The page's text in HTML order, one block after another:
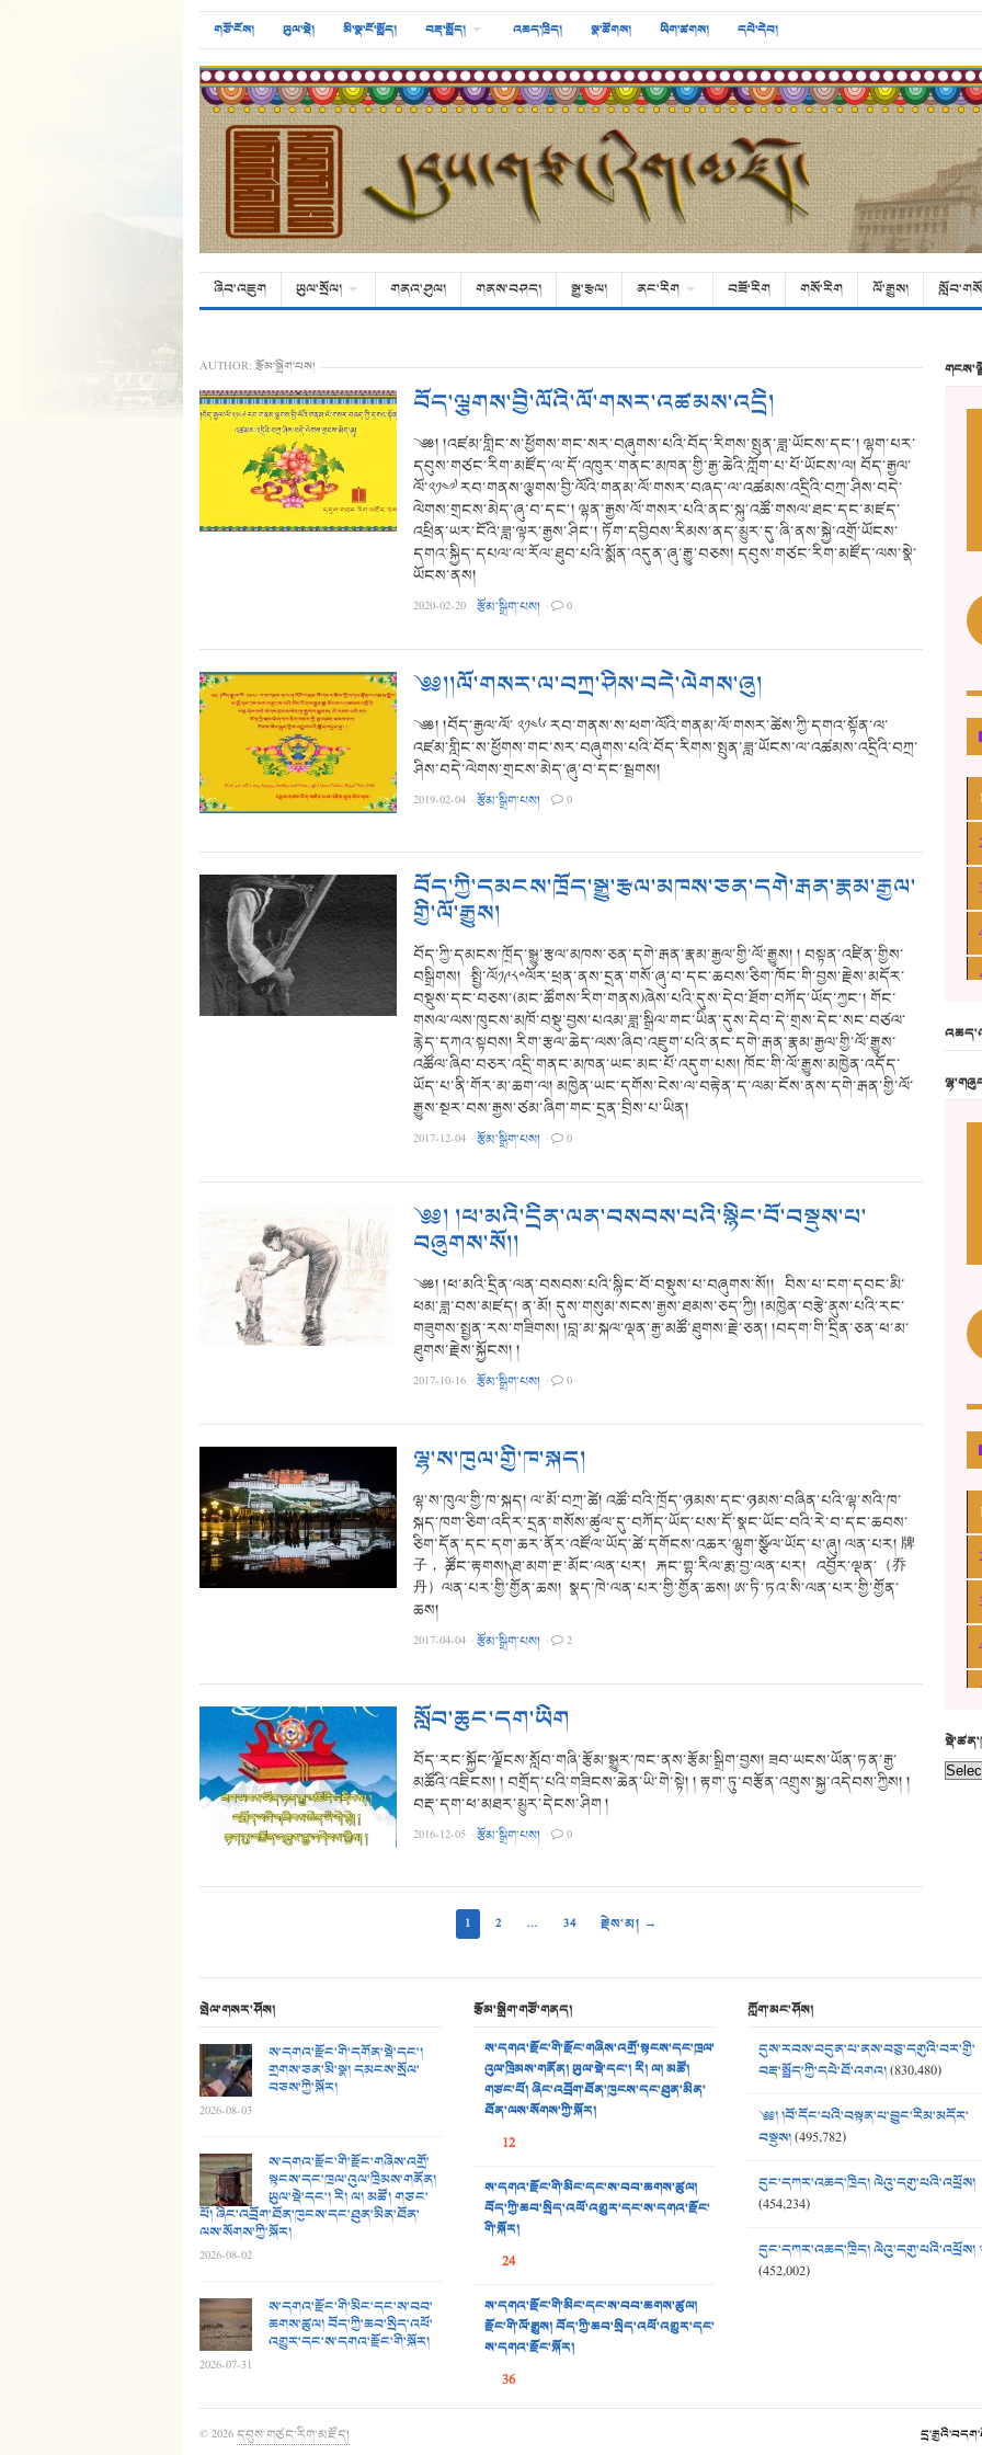
གཙོ་ངོས། ཡུལ་སྡེ། མི་སྣ་ངོ་སྤྲོད། བརྡ་སྤྲོད། འཆད་ཁྲིད། སྣ་ཚོགས། ཡིག་ཚགས། དཔེ་དེབ།
ཞིབ་འཇུག ཡུལ་སྲོལ། གནའ་ཤུལ། གནས་བཤད། སྒྱུ་རྩལ། ནང་རིག བཟོ་རིག གསོ་རིག ལོ་རྒྱུས།
AUTHOR: རྩོམ་སྒྲིག་པས།
བོད་ལྕགས་བྱི་ལོའི་ལོ་གསར་འཚམས་འདྲི།
༄༅། །འཛམ་གླིང་ས་ཕྱོགས་གང་སར་བཞུགས་པའི་བོད་རིགས་སྤུན་ཟླ་ཡོངས་དང་། ལྷག་པར་
དབུས་གཙང་རིག་མཛོད་ལ་དོ་འཁུར་གནང་མཁན་གྱི་རྒྱ་ཆེའི་ཀློག་པ་པོ་ཡོངས་ལ། བོད་རྒྱལ་
ལོ་༢༡༤༧ རབ་གནས་ལྕགས་བྱི་ལོའི་གནམ་ལོ་གསར་བཞད་ལ་འཚམས་འདྲིའི་བཀྲ་ཤིས་བདེ་
ལེགས་གྲངས་མེད་ཞུ་བ་དང་། ལྷན་རྒྱས་ལོ་གསར་པའི་ནང་སྐུ་འཚོ་གསལ་ཐང་དང་མཛད་
འཕྲིན་ཡར་ངོའི་ཟླ་ལྟར་རྒྱས་ཤིང་། ཏོག་དབྱིབས་རིམས་ནད་མྱུར་དུ་ཞི་ནས་སྐྱེ་འགྲོ་ཡོངས་
དགའ་སྐྱིད་དཔལ་ལ་རོལ་ཐུབ་པའི་སྨོན་འདུན་ཞུ་རྒྱུ་བཅས། དབུས་གཙང་རིག་མཛོད་ལས་སྣེ་
ཡོངས་ནས།
2020-02-20 ·རྩོམ་སྒྲིག་པས། · 0
༄༅།།ལོ་གསར་ལ་བཀྲ་ཤིས་བདེ་ལེགས་ཞུ།
༄༅། །བོད་རྒྱལ་ལོ་ ༢༡༤༦ རབ་གནས་ས་ཕག་ལོའི་གནམ་ལོ་གསར་ཚེས་ཀྱི་དགའ་སྟོན་ལ་
འཛམ་གླིང་ས་ཕྱོགས་གང་སར་བཞུགས་པའི་བོད་རིགས་སྤུན་ཟླ་ཡོངས་ལ་འཚམས་འདྲིའི་བཀྲ་
ཤིས་བདེ་ལེགས་གྲངས་མེད་ཞུ་བ་དང་སྦྲགས།
2019-02-04 ·རྩོམ་སྒྲིག་པས། · 0
བོད་ཀྱི་དམངས་ཁྲོད་སྒྱུ་རྩལ་མཁས་ཅན་དགེ་རྒན་རྣམ་རྒྱལ་
གྱི་ལོ་རྒྱུས།
བོད་ཀྱི་དམངས་ཁྲོད་སྒྱུ་རྩལ་མཁས་ཅན་དགེ་རྒན་རྣམ་རྒྱལ་གྱི་ལོ་རྒྱུས། ། བསྟན་འཛིན་གྱིས་
བསྒྲིགས། སྤྱི་ལོ༡༩༨༠ལོར་ཕྲན་ནས་དྲན་གསོ་ཞུ་བ་དང་ཆབས་ཅིག་ཁོང་གི་བྱས་རྗེས་མདོར་
བསྡུས་དང་བཅས་(མང་ཚོགས་རིག་གནས)ཞེས་པའི་དུས་དེབ་ཐོག་བཀོད་ཡོད་ཀྱང་། གོང་
གསལ་ལས་ཁུངས་མཁོ་བསྡུ་བྱས་པའམ་ཟླ་སྒྲིལ་གང་ཡིན་དུས་དེབ་དེ་གྲས་དེང་སང་བཙལ་
རྙེད་དཀའ་སྟབས། རིག་རྩལ་ཆེད་ལས་ཞིབ་འཇུག་པའི་ནང་དགེ་རྒན་རྣམ་རྒྱལ་གྱི་ལོ་རྒྱུས་
འཚོལ་ཞིབ་བཅར་འདྲི་གནང་མཁན་ཡང་མང་པོ་འདུག་པས། ཁོང་གི་ལོ་རྒྱུས་མཁྱེན་འདོད་
ཡོད་པ་ནི་གོར་མ་ཆག་ལ། མཁྱེན་ཡང་དགོས་ངེས་ལ་བརྟེན་ད་ལམ་ངོས་ནས་དགེ་རྒན་གྱི་ལོ་
རྒྱུས་སྔར་བས་རྒྱས་ཙམ་ཞིག་གང་དྲན་བྲིས་པ་ཡིན།
2017-12-04 ·རྩོམ་སྒྲིག་པས། · 0
༄༅། །ཕ་མའི་དྲིན་ལན་བསབས་པའི་སྙིང་བོ་བསྡུས་པ་
བཞུགས་སོ།།
༄༅། །ཕ་མའི་དྲིན་ལན་བསབས་པའི་སྙིང་བོ་བསྡུས་པ་བཞུགས་སོ།། བིས་པ་ངག་དབང་མི་
ཕམ་ཟླ་བས་མཛད། ན་མོ། དུས་གསུམ་སངས་རྒྱས་ཐམས་ཅད་ཀྱི། །མཁྱེན་བརྩེ་ནུས་པའི་རང་
གཟུགས་སྤྱན་རས་གཟིགས། །བླ་མ་སྐལ་ལྡན་རྒྱ་མཚོ་ཐུགས་རྗེ་ཅན། །བདག་གི་དྲིན་ཅན་ཕ་མ་
ཐུགས་རྗེས་སྐྱོངས། །
2017-10-16 ·རྩོམ་སྒྲིག་པས། · 0
ལྷ་ས་ཁུལ་གྱི་ཁ་སྐད།
ལྷ་ས་ཁུལ་གྱི་ཁ་སྐད། ལ་མོ་བཀྲ་ཚེ། འཚོ་བའི་ཁྲོད་ཉམས་དང་ཉམས་བཞིན་པའི་ལྷ་སའི་ཁ་
སྐད་ཁག་ཅིག་འདིར་དྲན་གསོས་ཚུལ་དུ་བཀོད་ཡོད་པས་དོ་སྣང་ཡོང་བའི་རེ་བ་དང་ཆབས་
ཅིག་དོན་དང་དག་ཆར་ནོར་འཛོལ་ཡོད་ཚེ་དགོངས་འཆར་ལྷུག་སྩོལ་ཡོད་པ་ཞུ། ལན་པར། 牌
子， ༼ཚོང་རྟགས།༽ ཐ་མག་རྔ་མོང་ལན་པར། རྐང་གྷ་རིལ་རྨ་བྱ་ལན་པར། འབྱོར་ལྡན་（乔
丹）ལན་པར་གྱི་གྱོན་ཆས། སྣད་ཁེ་ལན་པར་གྱི་གྱོན་ཆས། ཨ་ཏི་ཏའ་སི་ལན་པར་གྱི་གྱོན་
ཆས།
2017-04-04 ·རྩོམ་སྒྲིག་པས། · 2
སློབ་ཆུང་དག་ཡིག
བོད་རང་སྐྱོང་ལྗོངས་སློབ་གཞི་རྩོམ་སྒྱུར་ཁང་ནས་རྩོམ་སྒྲིག་བྱས། ཟབ་ཡངས་ཡོན་ཏན་རྒྱ་
མཚོའི་འཇིངས། ། བགྲོད་པའི་གཟིངས་ཆེན་ཡི་གེ་སྟེ། ། རྟག་ཏུ་བརྩོན་འགྲུས་སྐྱ་འདེབས་ཀྱིས། །
བརྡ་དག་ཕ་མཐར་མྱུར་དེངས་ཤིག །
2016-12-05 ·རྩོམ་སྒྲིག་པས། · 0
1 2 … 34 རྗེས་མ། →
སྤེལ་གསར་ཤོས།
ས་དགའ་རྫོང་གི་དགོན་སྡེ་དང་།
གྲགས་ཅན་མི་སྣ། དམངས་སྲོལ་
བཅས་ཀྱི་སྐོར།
2026-08-03
ས་དགའ་རྫོང་གི་རྫོང་གཞིས་འགྲོ་
སྟངས་དང་ཁྲལ་འུལ་ཁྲིམས་གནོན།
ཡུལ་སྡེ་དང་། རི། ལ། མཚོ། གཙང་
པོ། ཞིང་འབྲོག་ཐོན་ཁུངས་དང་ཐུན་མིན་ཐོན་
ལས་སོགས་ཀྱི་སྐོར།
2026-08-02
ས་དགའ་རྫོང་གི་མིང་དང་ས་བབ་
ཆགས་ཚུལ། བོད་ཀྱི་ཆབ་སྲིད་འཕོ་
འགྱུར་དང་ས་དགའ་རྫོང་གི་སྐོར།
2026-07-31
རྩོམ་སྒྲིག་གཙོ་གནད།
ས་དགའ་རྫོང་གི་རྫོང་གཞིས་འགྲོ་སྟངས་དང་ཁྲལ་
འུལ་ཁྲིམས་གནོན། ཡུལ་སྡེ་དང་། རི། ལ། མཚོ།
གཙང་པོ། ཞིང་འབྲོག་ཐོན་ཁུངས་དང་ཐུན་མིན་
ཐོན་ལས་སོགས་ཀྱི་སྐོར།
12
ས་དགའ་རྫོང་གི་མིང་དང་ས་བབ་ཆགས་ཚུལ།
བོད་ཀྱི་ཆབ་སྲིད་འཕོ་འགྱུར་དང་ས་དགའ་རྫོང་
གི་སྐོར།
24
ས་དགའ་རྫོང་གི་མིང་དང་ས་བབ་ཆགས་ཚུལ།
རྫོང་གི་ལོ་རྒྱུས། བོད་ཀྱི་ཆབ་སྲིད་འཕོ་འགྱུར་དང་
ས་དགའ་རྫོང་སྐོར།
36
ཀློག་མང་ཤོས།
དུས་རབས་བདུན་པ་ནས་བཅུ་དགུའི་བར་གྱི་
བརྡ་སྤྲོད་ཀྱི་དཔེ་ཐོ་འགའ།(830,480)
༄༅། །བོ་དོང་པའི་བསྟན་པ་བྱུང་རིམ་མདོར་
བསྡུས།(495,782)
དུང་དཀར་འཆད་ཁྲིད། ལེའུ་དགུ་པའི་འཕྲོས།
(454,234)
དུང་དཀར་འཆད་ཁྲིད། ལེའུ་དགུ་པའི་འཕྲོས།
(452,002)
© 2026 དབུས་གཙང་རིག་མཛོད།